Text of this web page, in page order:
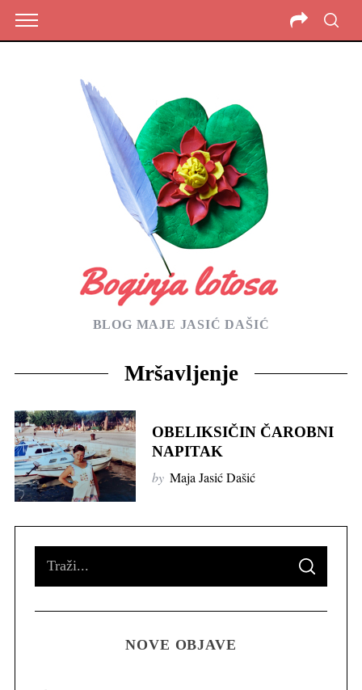
BLOG MAJE JASIĆ DAŠIĆ
Mršavljenje
OBELIKSIČIN ČAROBNI
NAPITAK
by Maja Jasić Dašić
S
A
C
NOVE OBJAVE